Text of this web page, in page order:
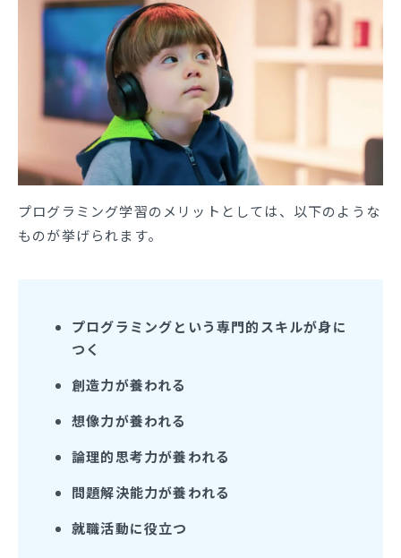
プログラミング学習のメリットとしては、以下のような
ものが挙げられます。
プログラミングという専門的スキルが身に
つく
創造力が養われる
想像力が養われる
論理的思考力が養われる
問題解決能力が養われる
就職活動に役立つ